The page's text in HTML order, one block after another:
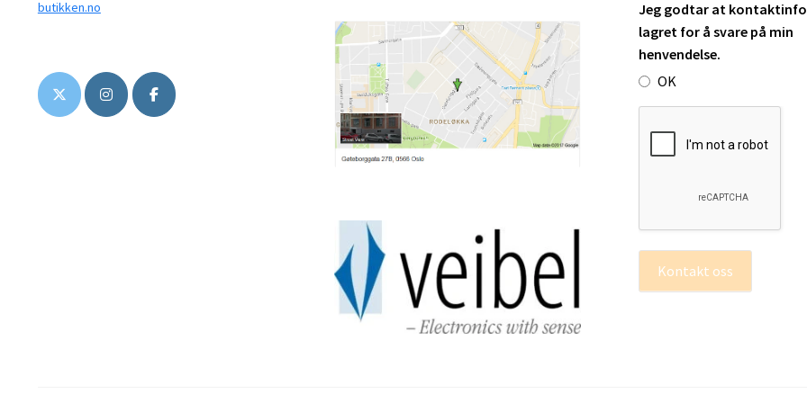
butikken.no
Jeg godtar at
lagret for å svare på min
henvendelse.
OK
Kontakt oss